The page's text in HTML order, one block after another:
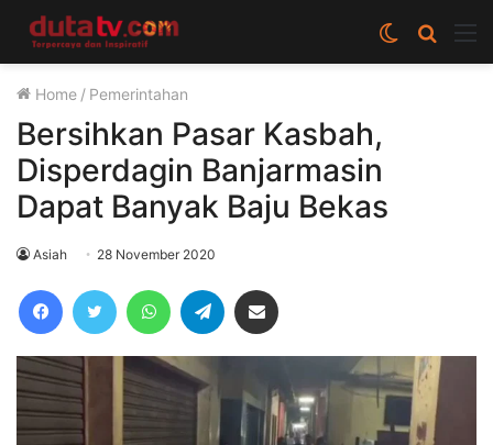
Cari
berita
Switch
skin
Home / Pemerintahan
Bersihkan Pasar Kasbah,
Disperdagin Banjarmasin
Dapat Banyak Baju Bekas
Asiah 28 November 2020
FacebookTwitter WhatsAppTelegram